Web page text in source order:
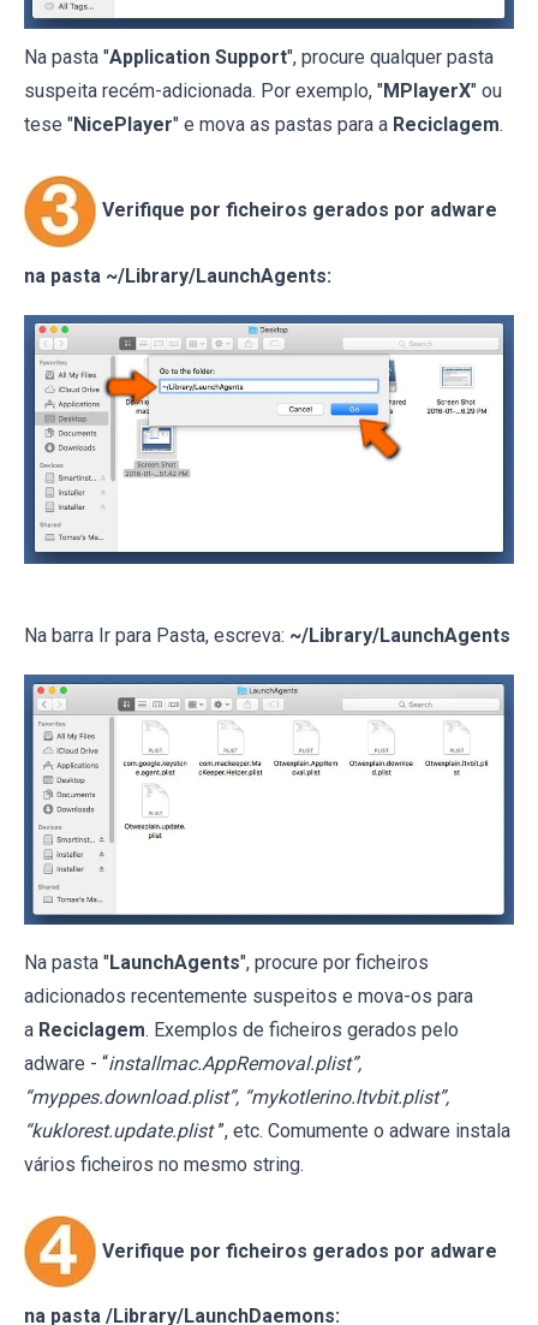
Na pasta "Application Support", procure qualquer pasta
suspeita recém-adicionada. Por exemplo, "MPlayerX" ou
tese "NicePlayer" e mova as pastas para a Reciclagem.
Verifique por ficheiros gerados por adware
na pasta ~/Library/LaunchAgents:
Na barra Ir para Pasta, escreva: ~/Library/LaunchAgents
Na pasta "LaunchAgents", procure por ficheiros
adicionados recentemente suspeitos e mova-os para
a Reciclagem. Exemplos de ficheiros gerados pelo
adware - “installmac.AppRemoval.plist”,
“myppes.download.plist”, “mykotlerino.ltvbit.plist”,
“kuklorest.update.plist ”, etc. Comumente o adware instala
vários ficheiros no mesmo string.
Verifique por ficheiros gerados por adware
na pasta /Library/LaunchDaemons: